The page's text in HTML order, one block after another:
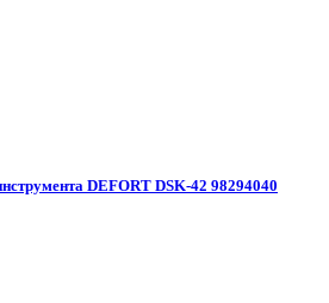
DEFORT DSK-42 98294040